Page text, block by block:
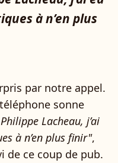
à n’en plus
par notre appel.
sonne
Lacheau, j’ai
à n’en plus finir",
de ce coup de pub.